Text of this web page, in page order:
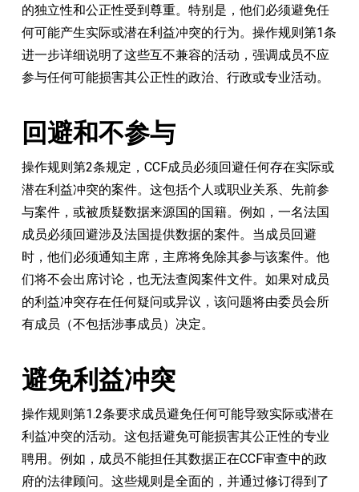
的独立性和公正性受到尊重。特别是，他们必须避免任
何可能产生实际或潜在利益冲突的行为。操作规则第1条
进一步详细说明了这些互不兼容的活动，强调成员不应
参与任何可能损害其公正性的政治、行政或专业活动。
回避和不参与
操作规则第2条规定，CCF成员必须回避任何存在实际或
潜在利益冲突的案件。这包括个人或职业关系、先前参
与案件，或被质疑数据来源国的国籍。例如，一名法国
成员必须回避涉及法国提供数据的案件。当成员回避
时，他们必须通知主席，主席将免除其参与该案件。他
们将不会出席讨论，也无法查阅案件文件。如果对成员
的利益冲突存在任何疑问或异议，该问题将由委员会所
有成员（不包括涉事成员）决定。
避免利益冲突
操作规则第1.2条要求成员避免任何可能导致实际或潜在
利益冲突的活动。这包括避免可能损害其公正性的专业
聘用。例如，成员不能担任其数据正在CCF审查中的政
府的法律顾问。这些规则是全面的，并通过修订得到了